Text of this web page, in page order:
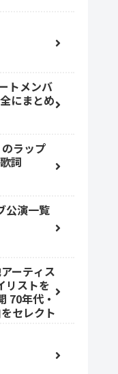
トメンバ
にまとめ
ラップ
詞
公演一覧
ーティス
リストを
70年代・
セレクト